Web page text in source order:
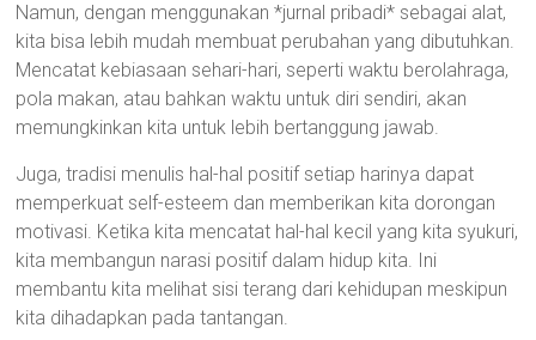
Namun, dengan menggunakan *jurnal pribadi* sebagai alat,
kita bisa lebih mudah membuat perubahan yang dibutuhkan.
Mencatat kebiasaan sehari-hari, seperti waktu berolahraga,
pola makan, atau bahkan waktu untuk diri sendiri, akan
memungkinkan kita untuk lebih bertanggung jawab.
Juga, tradisi menulis hal-hal positif setiap harinya dapat
memperkuat self-esteem dan memberikan kita dorongan
motivasi. Ketika kita mencatat hal-hal kecil yang kita syukuri,
kita membangun narasi positif dalam hidup kita. Ini
membantu kita melihat sisi terang dari kehidupan meskipun
kita dihadapkan pada tantangan.